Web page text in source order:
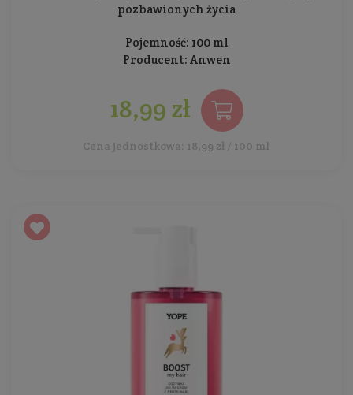
pozbawionych życia
Pojemność: 100 ml
Producent: Anwen
18,99 zł
Cena jednostkowa: 18,99 zł / 100 ml